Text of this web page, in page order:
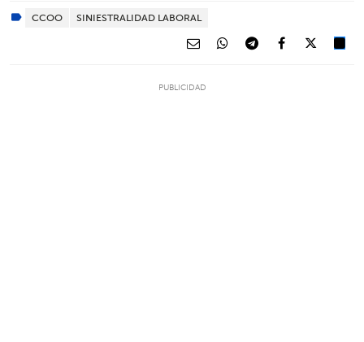
CCOO SINIESTRALIDAD LABORAL